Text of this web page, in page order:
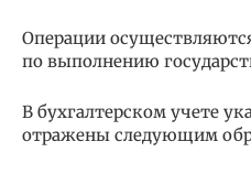
Операции
по выполнению
В бухгалтерском учете
отражены следующим